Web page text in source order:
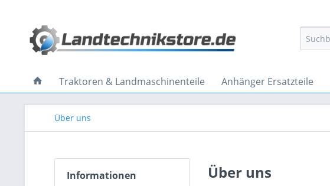
Traktoren & Landmaschinenteile Anhänger Ersatzteile
Über uns
Informationen Über uns